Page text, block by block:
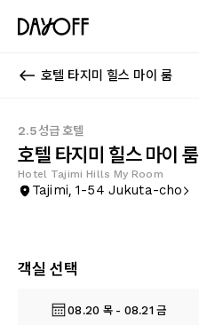
호텔 타지미 힐스 마이 룸
2.5성급 호텔
호텔 타지미 힐스 마이 룸
Hotel Tajimi Hills My Room
Tajimi, 1-54 Jukuta-cho
객실 선택
08.20 목 - 08.21 금